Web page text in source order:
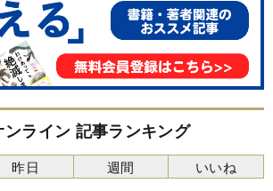
ンライン 記事ランキング
昨日 週間 いいね